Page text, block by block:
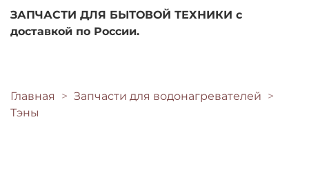
ЗАПЧАСТИ ДЛЯ БЫТОВОЙ ТЕХНИКИ с
доставкой по России.
Главная
Запчасти для водонагревателей
Тэны